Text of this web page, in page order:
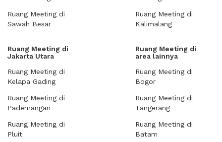
Ruang Meeting di
Sawah Besar
Ruang Meeting di
Kalimalang
Ruang Meeting di
Jakarta Utara
Ruang Meeting di
Kelapa Gading
Ruang Meeting di
Pademangan
Ruang Meeting di
Pluit
Ruang Meeting di
area lainnya
Ruang Meeting di
Bogor
Ruang Meeting di
Tangerang
Ruang Meeting di
Batam